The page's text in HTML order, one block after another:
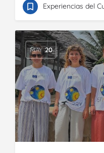
Experiencias del
MAY 20